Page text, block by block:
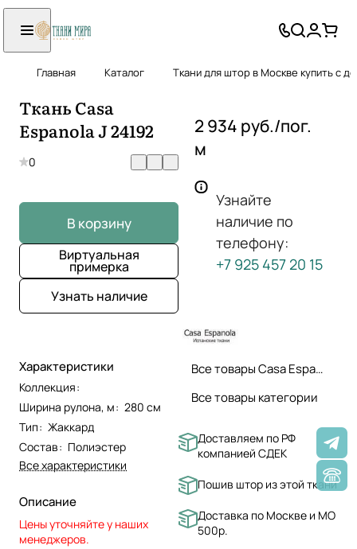
Главная Каталог Ткани для штор в Москве купить с
Ткань Casa
Espanola J 24192
0
В корзину
Виртуальная
примерка
Узнать наличие
Характеристики
Коллекция:
Ширина рулона, м: 280 см
Тип: Жаккард
Состав: Полиэстер
Все характеристики
Описание
Цены уточняйте у наших
менеджеров.
2 934 руб./пог.
м
Узнайте
наличие по
телефону:
+7 925 457 20 15
Все товары Casa Espanola
Все товары категории
Доставляем по РФ
компанией СДЕК
Пошив штор из этой ткани
Доставка по Москве и МО
500р.